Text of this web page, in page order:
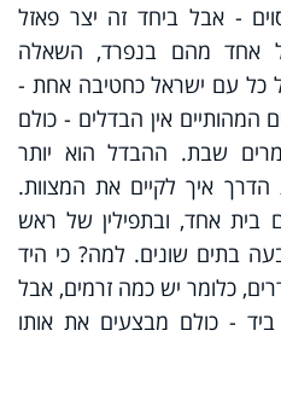
- אבל ביחד זה יצר פאזל
אחד מהם בנפרד, השאלה
כל עם ישראל כחטיבה אחת -
המהותיים אין הבדלים - כולם
שבת. ההבדל הוא יותר
איך לקיים את המצוות.
בית אחד, ובתפילין של ראש
בתים שונים. למה? כי היד
כלומר יש כמה זרמים, אבל
ביד - כולם מבצעים את אותו